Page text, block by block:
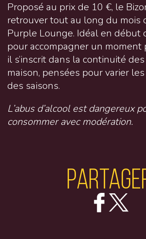
Proposé au prix de 10 €, le
retrouver tout au long du mois
Purple Lounge. Idéal en début
pour accompagner un
il s’inscrit dans la continuité
maison, pensées pour varier
des saisons.
L’abus d’alcool est dangereux
consommer avec modération.